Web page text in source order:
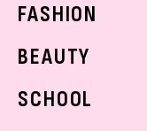
FASHION
着回し
BEAUTY
SCHOOL